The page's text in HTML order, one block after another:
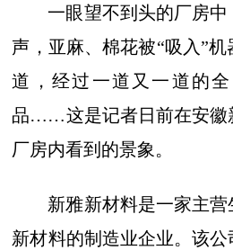
一眼望不到头的厂房
声，亚麻、棉花被“吸入”
道，经过一道又一道的
品……这是记者日前在安徽
厂房内看到的景象。
新雅新材料是一家主
新材料的制造业企业。该